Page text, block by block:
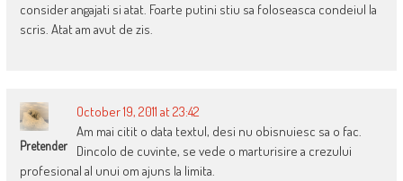
consider angajati si atat. Foarte putini stiu sa foloseasca condeiul la
scris. Atat am avut de zis.
Pretender
October 19, 2011 at 23:42
Am mai citit o data textul, desi nu obisnuiesc sa o fac.
Dincolo de cuvinte, se vede o marturisire a crezului
profesional al unui om ajuns la limita.